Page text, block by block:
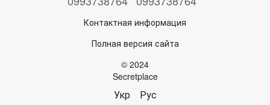
Контактная информация
Полная версия сайта
© 2024
Secretplace
Укр Рус